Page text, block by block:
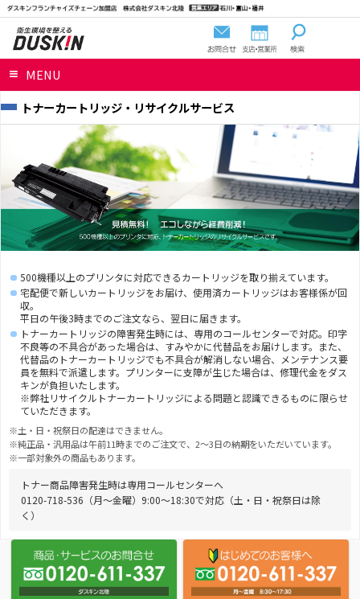
MENU
トナーカートリッジ・リサイクルサービス
500機種以上のプリンタに対応できるカートリッジを取り揃えています。
宅配便で新しいカートリッジをお届け、使用済カートリッジはお客様係が回
収。
平日の午後3時までのご注文なら、翌日に届きます。
トナーカートリッジの障害発生時には、専用のコールセンターで対応。印字
不良等の不具合があった場合は、すみやかに代替品をお届けします。また、
代替品のトナーカートリッジでも不具合が解消しない場合、メンテナンス要
員を無料で派遣します。プリンターに支障が生じた場合は、修理代金をダス
キンが負担いたします。
※弊社リサイクルトナーカートリッジによる問題と認識できるものに限らせ
ていただきます。
※土・日・祝祭日の配達はできません。
※純正品・汎用品は午前11時までのご注文で、2～3日の納期をいただいています。
※一部対象外の商品もあります。
トナー商品障害発生時は専用コールセンターへ
0120-718-536（月〜金曜）9:00〜18:30で対応（土・日・祝祭日は除
く）